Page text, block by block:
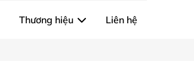
Thương hiệu Liên hệ